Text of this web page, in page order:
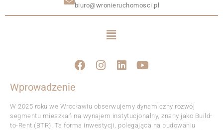
biuro@wronieruchomosci.pl
Wprowadzenie
W 2025 roku we Wrocławiu obserwujemy dynamiczny rozwój
segmentu mieszkań na wynajem instytucjonalny, znany jako Build-
to-Rent (BTR). Ta forma inwestycji, polegająca na budowaniu